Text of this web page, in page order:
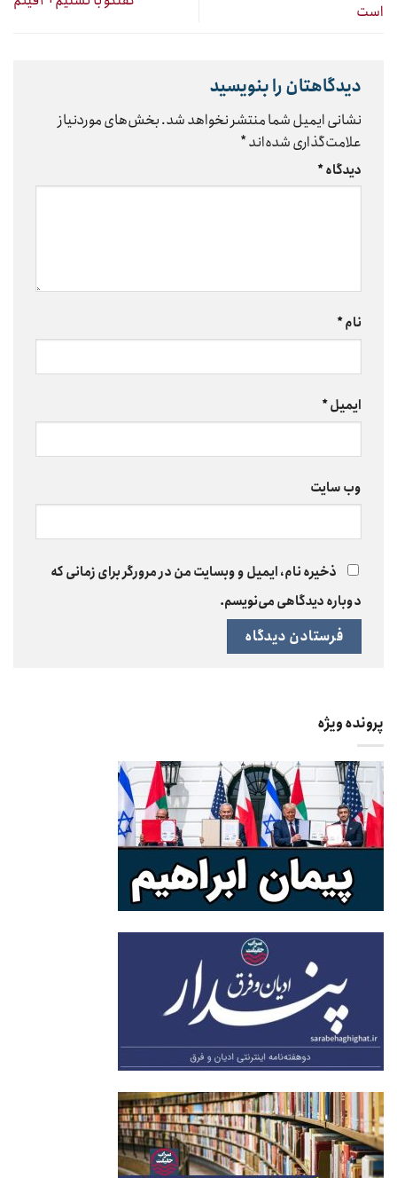
است
دیدگاهتان را بنویسید
نشانی ایمیل شما منتشر نخواهد شد.بخش‌های موردنیاز
علامت‌گذاری شده‌اند*
دیدگاه*
نام*
ایمیل*
وب‌ سایت
ذخیره نام، ایمیل و وبسایت من در مرورگر برای زمانی که
دوباره دیدگاهی می‌نویسم.
پرونده ویژه